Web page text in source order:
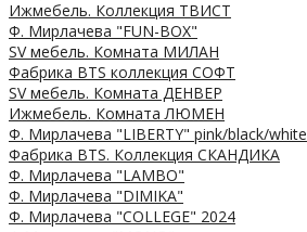
Ижмебель. Коллекция ТВИСТ
Ф. Мирлачева "FUN-BOX"
SV мебель. Комната МИЛАН
Фабрика BTS коллекция СОФТ
SV мебель. Комната ДЕНВЕР
Ижмебель. Комната ЛЮМЕН
Ф. Мирлачева "LIBERTY" pink/black/white
Фабрика BTS. Коллекция СКАНДИКА
Ф. Мирлачева "LAMBO"
Ф. Мирлачева "DIMIKA"
Ф. Мирлачева "COLLEGE" 2024